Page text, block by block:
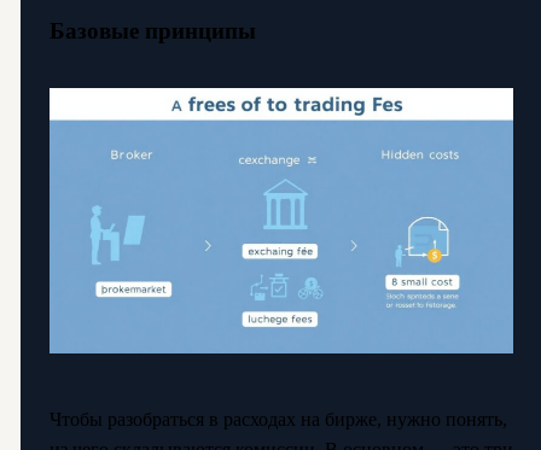
Базовые принципы
Чтобы разобраться в расходах на бирже, нужно понять,